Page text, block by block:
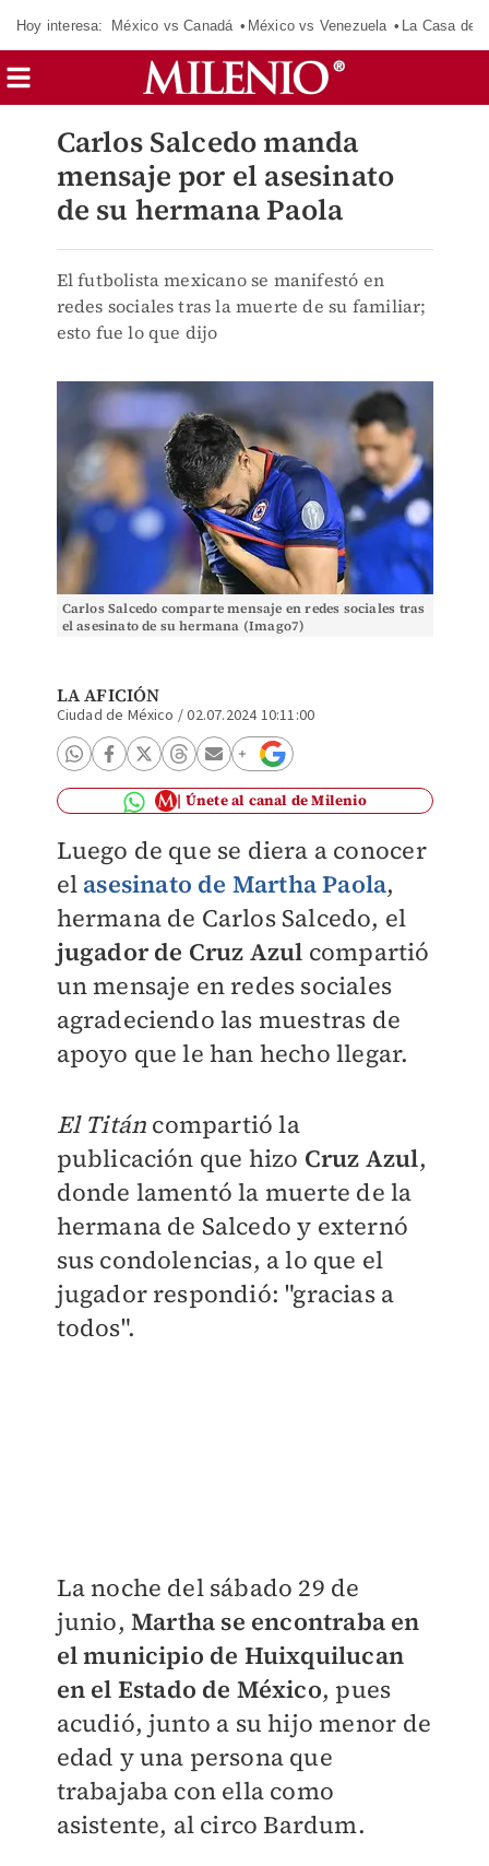
Hoy interesa: México vs Canadá México vs Venezuela La Casa de
Carlos Salcedo manda
mensaje por el asesinato
de su hermana Paola
El futbolista mexicano se manifestó en
redes sociales tras la muerte de su familiar;
esto fue lo que dijo
Carlos Salcedo comparte mensaje en redes sociales tras
el asesinato de su hermana (Imago7)
LA AFICIÓN
Ciudad de México /02.07.2024 10:11:00
Únete al canal de Milenio
Luego de que se diera a conocer
el asesinato de Martha Paola,
hermana de Carlos Salcedo, el
jugador de Cruz Azul compartió
un mensaje en redes sociales
agradeciendo las muestras de
apoyo que le han hecho llegar.
El Titán compartió la
publicación que hizo Cruz Azul,
donde lamentó la muerte de la
hermana de Salcedo y externó
sus condolencias, a lo que el
jugador respondió: "gracias a
todos".
La noche del sábado 29 de
junio, Martha se encontraba en
el municipio de Huixquilucan
en el Estado de México, pues
acudió, junto a su hijo menor de
edad y una persona que
trabajaba con ella como
asistente, al circo Bardum.